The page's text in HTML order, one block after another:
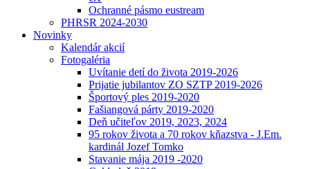
Ochranné pásmo eustream
PHRSR 2024-2030
Novinky
Kalendár akcií
Fotogaléria
Uvítanie detí do života 2019-2026
Prijatie jubilantov ZO SZTP 2019-2026
Športový ples 2019-2020
Fašiangová párty 2019-2020
Deň učiteľov 2019, 2023, 2024
95 rokov života a 70 rokov kňazstva - J.Em.
kardinál Jozef Tomko
Stavanie mája 2019 -2020